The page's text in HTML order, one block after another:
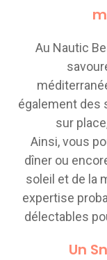
Au Nautic
également des
sur
Ainsi, vous
dîner ou
soleil et de la
expertise
délectables
Un